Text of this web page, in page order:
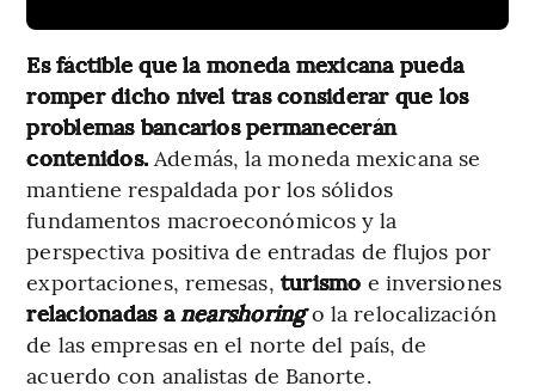
Es fáctible que la moneda mexicana pueda
romper dicho nivel tras considerar que los
problemas bancarios permanecerán
contenidos.Además, la moneda mexicana se
mantiene respaldada por los sólidos
fundamentos macroeconómicos y la
perspectiva positiva de entradas de flujos por
exportaciones, remesas, turismo e inversiones
relacionadas anearshoringo la relocalización
de las empresas en el norte del país, de
acuerdo con analistas de Banorte.